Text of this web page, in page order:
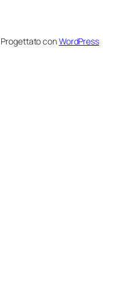
Progettato conWordPress